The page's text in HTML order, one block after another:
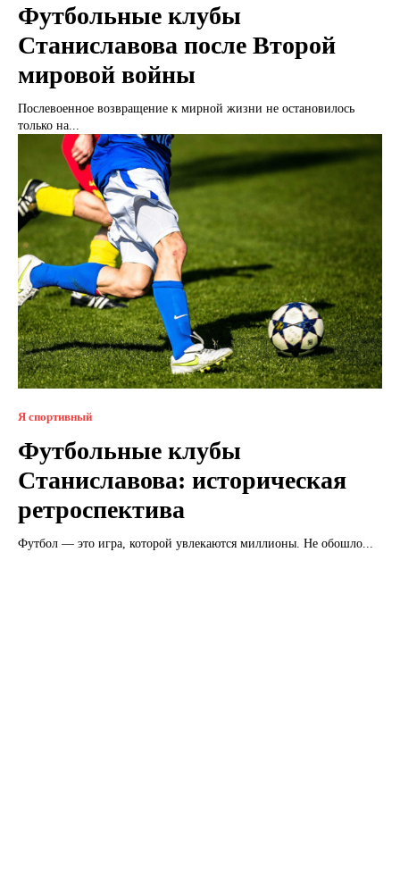
Футбольные клубы
Станиславова после Второй
мировой войны
Послевоенное возвращение к мирной жизни не остановилось
только на...
Я спортивный
Футбольные клубы
Станиславова: историческая
ретроспектива
Футбол — это игра, которой увлекаются миллионы. Не обошло...